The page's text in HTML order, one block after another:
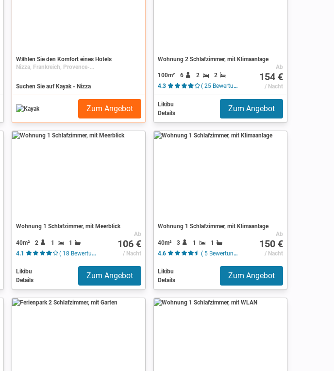
Wählen Sie den Komfort eines Hotels
Nizza, Frankreich, Provence-Alpes-Côte d'Azur, Alpes-Maritimes
Suchen Sie auf Kayak - Nizza
Zum Angebot
Wohnung 2 Schlafzimmer, mit Klimaanlage
100m² 6 2
2
4.3
( 25 Bewertungen )
Ab
154 €
/ Nacht
Likibu
Details
Zum Angebot
Wohnung 1 Schlafzimmer, mit Meerblick
40m² 2 1
1
4.1
( 18 Bewertungen )
Ab
106 €
/ Nacht
Likibu
Details
Zum Angebot
Wohnung 1 Schlafzimmer, mit Klimaanlage
40m² 3 1
1
4.6
( 5 Bewertungen )
Ab
150 €
/ Nacht
Likibu
Details
Zum Angebot